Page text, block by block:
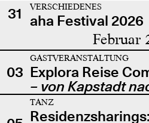
31
VERSCHIEDENES
aha Festival 2026
Februar
03
GASTVERANSTALTUNG
Explora Reise
– von Kapstadt
TANZ